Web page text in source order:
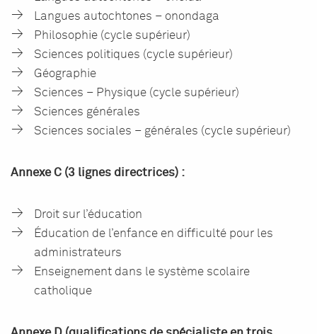
Langues autochtones – onondaga
Philosophie (cycle supérieur)
Sciences politiques (cycle supérieur)
Géographie
Sciences – Physique (cycle supérieur)
Sciences générales
Sciences sociales – générales (cycle supérieur)
Annexe C (3 lignes directrices) :
Droit sur l’éducation
Éducation de l’enfance en difficulté pour les
administrateurs
Enseignement dans le système scolaire
catholique